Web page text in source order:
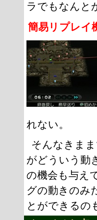
ラでもなんと
簡易リプレイ
れない。
そんなきま
がどういう動
の機会も与え
グの動きのみ
とができるの